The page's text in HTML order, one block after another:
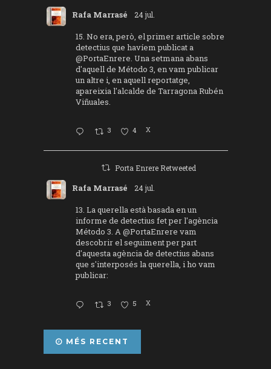
Rafa Marrasé 24 jul.
15. No era, però, el primer article sobre
detectius que havíem publicat a
@PortaEnrere. Una setmana abans
d'aquell de Método 3, en vam publicar
un altre i, en aquell reportatge,
apareixia l'alcalde de Tarragona Rubén
Viñuales.
3 4 X
Porta Enrere Retweeted
Rafa Marrasé 24 jul.
13. La querella està basada en un
informe de detectius fet per l'agència
Método 3. A@PortaEnrere vam
descobrir el seguiment per part
d'aquesta agència de detectius abans
que s'interposés la querella, i ho vam
publicar:
3 5 X
MÉS RECENT